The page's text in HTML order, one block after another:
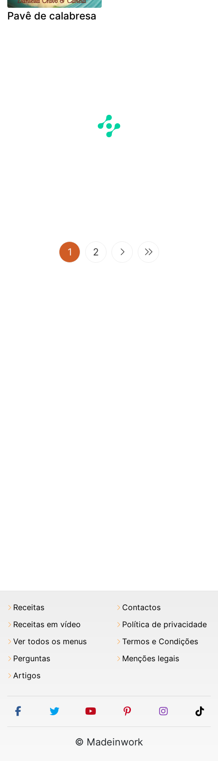
Pavê de calabresa
1 (current)
2
Receitas
Receitas em vídeo
Ver todos os menus
Perguntas
Artigos
Contactos
Política de privacidade
Termos e Condições
Menções legais
facebooktwitter youtubepinterestinstagram
© Madeinwork